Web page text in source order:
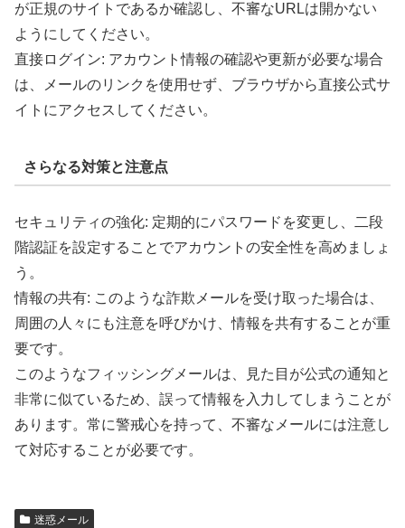
が正規のサイトであるか確認し、不審なURLは開かない
ようにしてください。
直接ログイン: アカウント情報の確認や更新が必要な場合
は、メールのリンクを使用せず、ブラウザから直接公式サ
イトにアクセスしてください。
さらなる対策と注意点
セキュリティの強化: 定期的にパスワードを変更し、二段
階認証を設定することでアカウントの安全性を高めましょ
う。
情報の共有: このような詐欺メールを受け取った場合は、
周囲の人々にも注意を呼びかけ、情報を共有することが重
要です。
このようなフィッシングメールは、見た目が公式の通知と
非常に似ているため、誤って情報を入力してしまうことが
あります。常に警戒心を持って、不審なメールには注意し
て対応することが必要です。
迷惑メール